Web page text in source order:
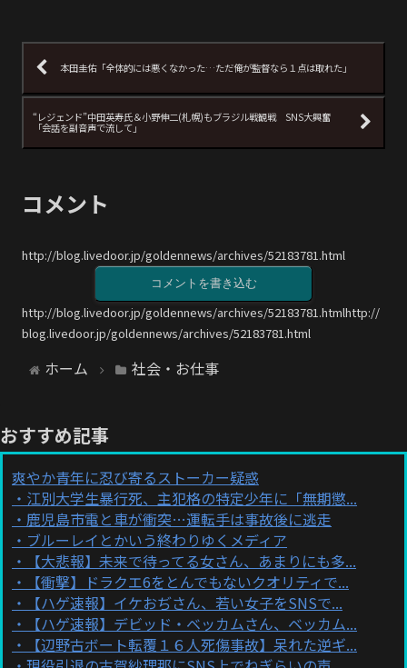
本田圭佑「全体的には悪くなかった…ただ俺が監督なら１点は取れた」
“レジェンド”中田英寿氏＆小野伸二(札幌)もブラジル戦観戦 SNS大興奮
「会話を副音声で流して」
コメント
http://blog.livedoor.jp/goldennews/archives/52183781.html
コメントを書き込む
http://blog.livedoor.jp/goldennews/archives/52183781.htmlhttp://
blog.livedoor.jp/goldennews/archives/52183781.html
ホーム 社会・お仕事
おすすめ記事
爽やか青年に忍び寄るストーカー疑惑
江別大学生暴行死、主犯格の特定少年に「無期懲...
鹿児島市電と車が衝突…運転手は事故後に逃走
ブルーレイとかいう終わりゆくメディア
【大悲報】未来で待ってる女さん、あまりにも多...
【衝撃】ドラクエ6をとんでもないクオリティで...
【ハゲ速報】イケおぢさん、若い女子をSNSで...
【ハゲ速報】デビッド・ベッカムさん、ベッカム...
【辺野古ボート転覆１６人死傷事故】呆れた逆ギ...